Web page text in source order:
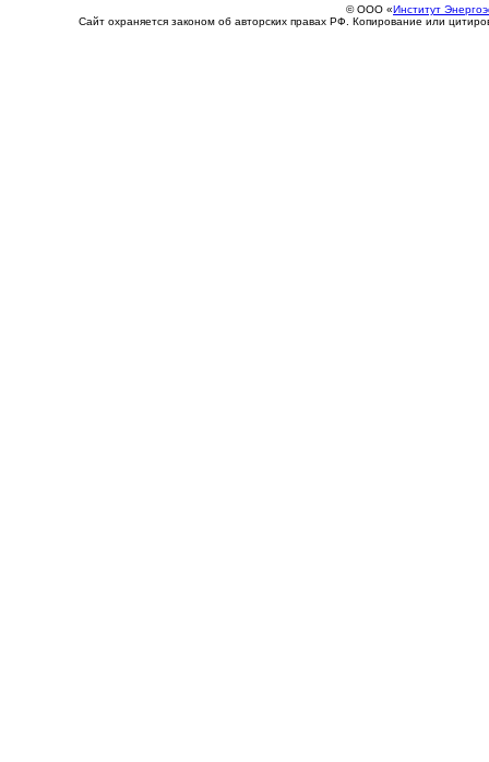
© ООО «Институт
Сайт охраняется законом об авторских правах РФ. Копирование или